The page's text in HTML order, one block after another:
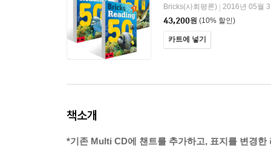
Bricks(사회평론)
2016년 05월
43,200원 (10% 할인)
카트에 넣기
책소개
*기존 Multi CD에 챈트를 추가하고, 표지를 변경